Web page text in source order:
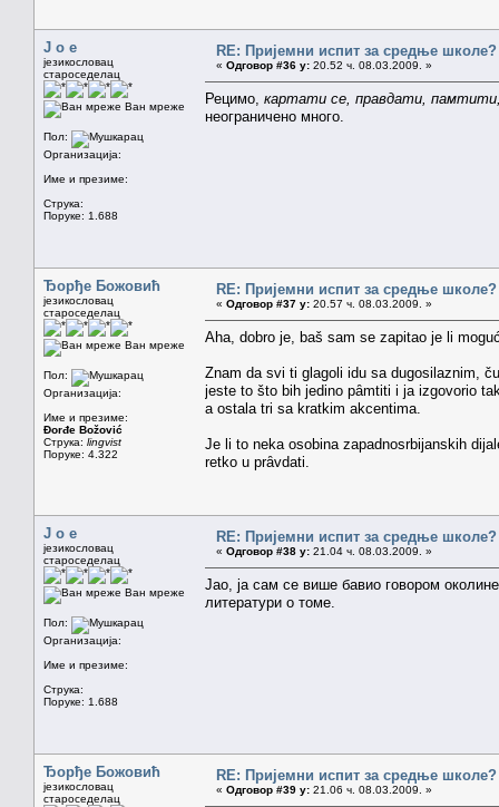
J o e
језикословац
староседелац
Ван мреже
Пол:
Организација:
Име и презиме:
Струка:
Поруке: 1.688
RE: Пријемни испит за средње школе?
« Одговор #36 у: 20.52 ч. 08.03.2009. »
Рецимо, картати се, правдати,
неограничено много.
Ђорђе Божовић
језикословац
староседелац
Ван мреже
Пол:
Организација:
Име и презиме:
Đorđe Božović
Струка: lingvist
Поруке: 4.322
RE: Пријемни испит за средње школе?
« Одговор #37 у: 20.57 ч. 08.03.2009. »
Aha, dobro je, baš sam se zapitao je li
Znam da svi ti glagoli idu sa dugosilaznim,
jeste to što bih jedino pȃmtiti i ja izgovorio
a ostala tri sa kratkim akcentima.
Je li to neka osobina zapadnosrbijanskih
retko u prȃvdati.
J o e
језикословац
староседелац
Ван мреже
Пол:
Организација:
Име и презиме:
Струка:
Поруке: 1.688
RE: Пријемни испит за средње школе?
« Одговор #38 у: 21.04 ч. 08.03.2009. »
Јао, ја сам се више бавио говором
литератури о томе.
Ђорђе Божовић
језикословац
староседелац
RE: Пријемни испит за средње школе?
« Одговор #39 у: 21.06 ч. 08.03.2009. »